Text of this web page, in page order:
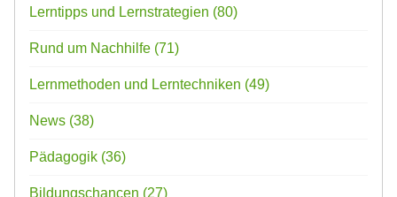
Lerntipps und Lernstrategien (80)
Rund um Nachhilfe (71)
Lernmethoden und Lerntechniken (49)
News (38)
Pädagogik (36)
Bildungschancen (27)